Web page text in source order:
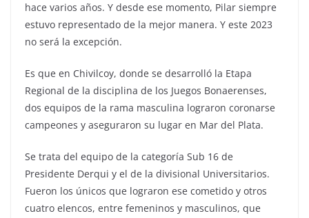
hace varios años. Y desde ese momento, Pilar siempre
estuvo representado de la mejor manera. Y este 2023
no será la excepción.
Es que en Chivilcoy, donde se desarrolló la Etapa
Regional de la disciplina de los Juegos Bonaerenses,
dos equipos de la rama masculina lograron coronarse
campeones y aseguraron su lugar en Mar del Plata.
Se trata del equipo de la categoría Sub 16 de
Presidente Derqui y el de la divisional Universitarios.
Fueron los únicos que lograron ese cometido y otros
cuatro elencos, entre femeninos y masculinos, que